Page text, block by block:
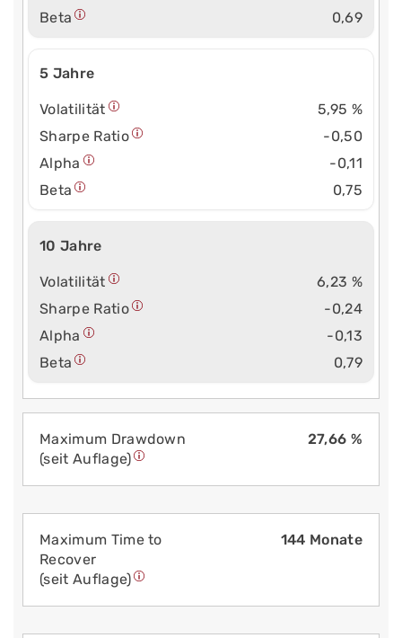
Beta
0,69
5 Jahre
Volatilität
5,95 %
Sharpe Ratio
-0,50
Alpha
-0,11
Beta
0,75
10 Jahre
Volatilität
6,23 %
Sharpe Ratio
-0,24
Alpha
-0,13
Beta
0,79
Maximum Drawdown
(seit Auflage)
27,66 %
Maximum Time to
Recover
(seit Auflage)
144 Monate